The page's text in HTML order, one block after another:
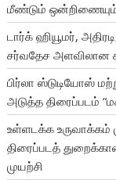
மீண்டும் ஒன்றிணையும்
டார்க் ஹியூமர்,
சர்வதேச அளவிலான
பிர்லா ஸ்டுடியோஸ்
அடுத்த திரைப்படம்
உள்ளடக்க
திரைப்படத்
முயற்சி